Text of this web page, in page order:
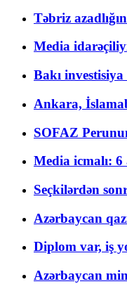
Təbriz
Media
Bakı
Ankara,
SOFAZ
Media icmalı:
Seçkilərdən
Azərbaycan
Diplom var, iş
Azərbaycan